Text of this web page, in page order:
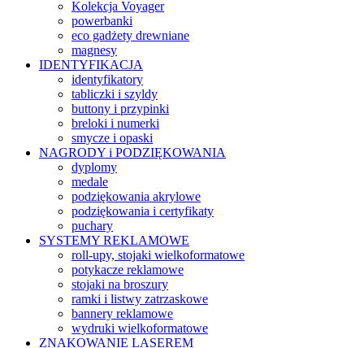
Kolekcja Voyager
powerbanki
eco gadżety drewniane
magnesy
IDENTYFIKACJA
identyfikatory
tabliczki i szyldy
buttony i przypinki
breloki i numerki
smycze i opaski
NAGRODY i PODZIĘKOWANIA
dyplomy
medale
podziękowania akrylowe
podziękowania i certyfikaty
puchary
SYSTEMY REKLAMOWE
roll-upy, stojaki wielkoformatowe
potykacze reklamowe
stojaki na broszury
ramki i listwy zatrzaskowe
bannery reklamowe
wydruki wielkoformatowe
ZNAKOWANIE LASEREM